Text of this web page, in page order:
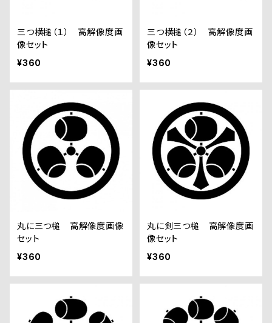
三つ横槌（１） 高解像度画
像セット
¥360
三つ横槌（２） 高解像度画
像セット
¥360
丸に三つ槌 高解像度画像
セット
¥360
丸に剣三つ槌 高解像度画
像セット
¥360